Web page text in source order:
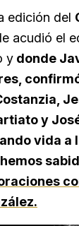
edición del
acudió el
y donde
y
vida a